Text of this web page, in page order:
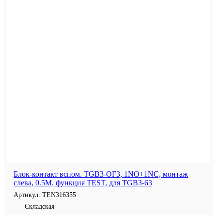
Блок-контакт вспом. TGB3-OF3, 1NO+1NC, монтаж
слева, 0.5M, функция TEST, для TGB3-63
Артикул: TEN316355
Складская